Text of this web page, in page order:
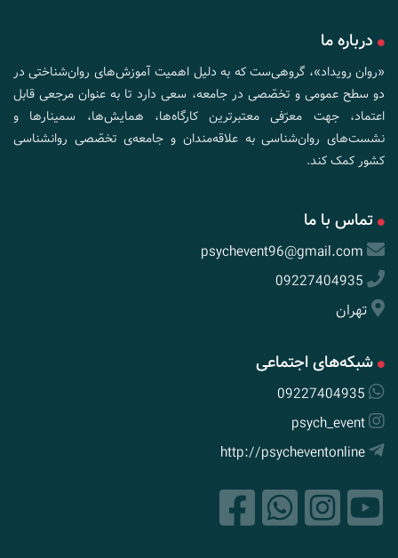
درباره ما
«روان رویداد»، گروهی‌ست که به دلیل اهمیت آموزش‌های روان‌شناختی در
دو سطح عمومی و تخصّصی در جامعه، سعی دارد تا به عنوان مرجعی قابل
اعتماد، جهت معرّفی معتبرترین کارگاه‌ها، همایش‌ها، سمینارها و
نشست‌های روان‌شناسی به علاقه‌مندان و جامعه‌ی تخصّصی روانشناسی
کشور کمک کند.
تماس با ما
psychevent96@gmail.com
09227404935
تهران
شبکه‌های اجتماعی
09227404935
psych_event
http://psycheventonline